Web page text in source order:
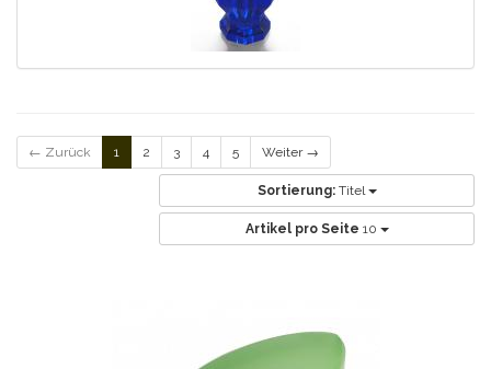
← Zurück 1 2 3 4 5 Weiter →
Sortierung: Titel
Artikel pro Seite 10